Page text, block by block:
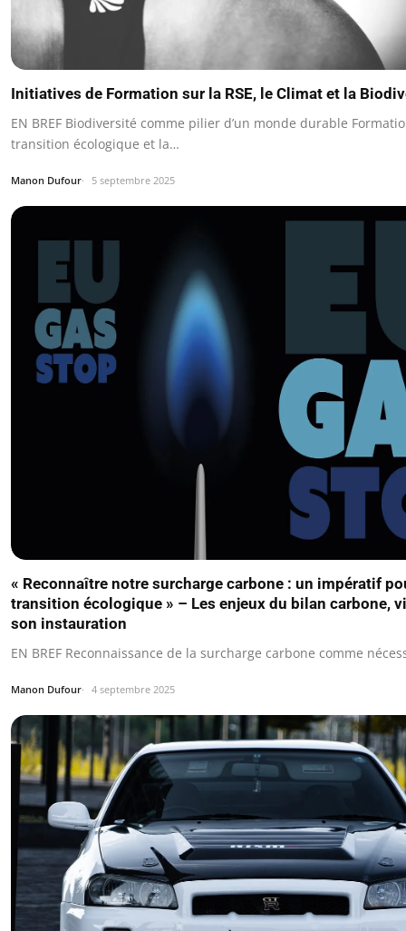
Initiatives de Formation sur la RSE, le Climat et la
EN BREF Biodiversité comme pilier d’un monde durable
transition écologique et la…
Manon Dufour 5 septembre 2025
« Reconnaître notre surcharge carbone : un impératif
transition écologique » – Les enjeux du bilan carbone,
son instauration
EN BREF Reconnaissance de la surcharge carbone comme
Manon Dufour 4 septembre 2025